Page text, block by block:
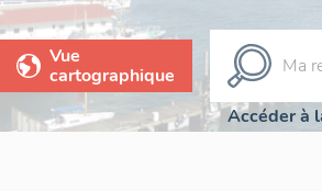
Vue
cartographique
Accéder à